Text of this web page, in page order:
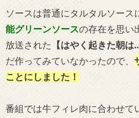
ソースは普通にタルタルソース
能グリーンソースの存在を思い
放送された
【はやく起きた朝は…
だ作ってみていなかったので、
ことにしました！
番組では牛フィレ肉に合わせて